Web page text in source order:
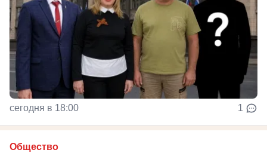
сегодня в 18:00 1
Общество